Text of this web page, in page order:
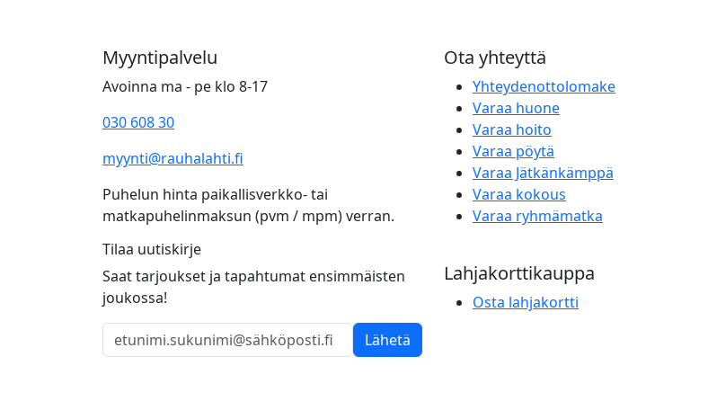
Myyntipalvelu
Avoinna ma - pe klo 8-17
030 608 30
myynti@rauhalahti.fi
Puhelun hinta paikallisverkko- tai
matkapuhelinmaksun (pvm / mpm) verran.
Tilaa uutiskirje
Saat tarjoukset ja tapahtumat ensimmäisten
joukossa!
Lähetä
Ota yhteyttä
Yhteydenottolomake
Varaa huone
Varaa hoito
Varaa pöytä
Varaa Jätkänkämppä
Varaa kokous
Varaa ryhmämatka
Lahjakorttikauppa
Osta lahjakortti